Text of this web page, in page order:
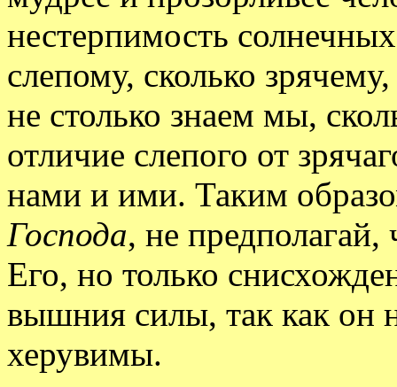
нестерпимость
слепому, сколько
не столько знаем мы,
отличие слепого от
нами и ими. Таким
Господа, не
Его, но только
вышния силы, так как он
херувимы.